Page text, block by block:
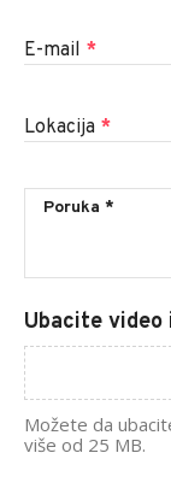
E-mail *
Lokacija *
Ubacite
Možete da
više od 25 MB.